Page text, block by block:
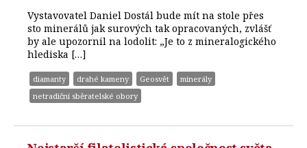
Vystavovatel Daniel Dostál bude mít na stole přes
sto minerálů jak surových tak opracovaných, zvlášť
by ale upozornil na lodolit: „Je to z mineralogického
hlediska […]
diamanty drahé kameny Geosvět
minerály
netradiční sběratelské obory